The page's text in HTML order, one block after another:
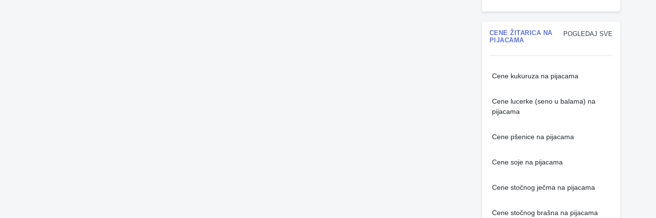
POGLEDAJ SVE
CENE ŽITARICA NA
PIJACAMA
Cene kukuruza na pijacama
Cene lucerke (seno u balama) na
pijacama
Cene pšenice na pijacama
Cene soje na pijacama
Cene stočnog ječma na pijacama
Cene stočnog brašna na pijacama